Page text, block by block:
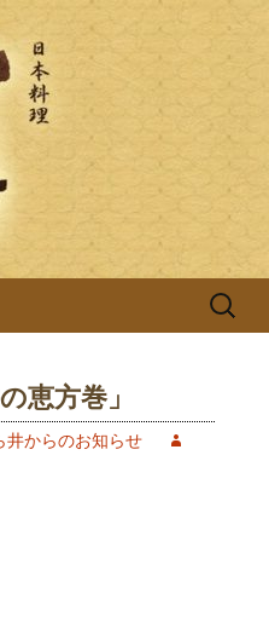
ブログ
理店「ひら井(ひ
。受ける継がれ
お客様へのおも
す。ひら井に併設
庵(きっしょうあ
切使わない十割蕎
検
恵方巻」
井からのお知らせ